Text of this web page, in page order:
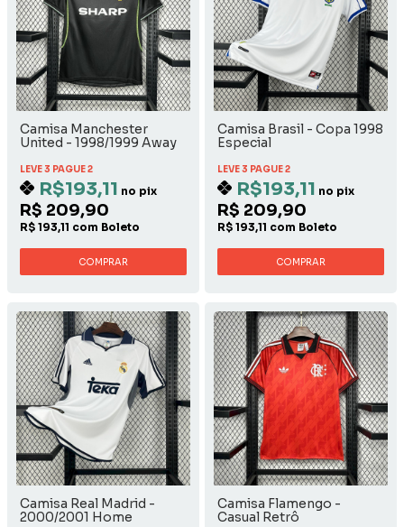
Camisa Manchester
United - 1998/1999 Away
LEVE 3 PAGUE 2
R$193,11 no pix
R$ 209,90
R$ 193,11 com Boleto
COMPRAR
Camisa Brasil - Copa 1998
Especial
LEVE 3 PAGUE 2
R$193,11 no pix
R$ 209,90
R$ 193,11 com Boleto
COMPRAR
Camisa Real Madrid -
2000/2001 Home
Camisa Flamengo -
Casual Retrô